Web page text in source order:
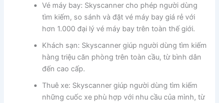
Vé máy bay: Skyscanner cho phép người dùng
tìm kiếm, so sánh và đặt vé máy bay giá rẻ với
hơn 1.000 đại lý vé máy bay trên toàn thế giới.
Khách sạn: Skyscanner giúp người dùng tìm kiếm
hàng triệu căn phòng trên toàn cầu, từ bình dân
đến cao cấp.
Thuê xe: Skyscanner giúp người dùng tìm kiếm
những cuốc xe phù hợp với nhu cầu của mình, từ